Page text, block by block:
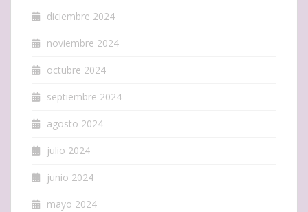
diciembre 2024
noviembre 2024
octubre 2024
septiembre 2024
agosto 2024
julio 2024
junio 2024
mayo 2024